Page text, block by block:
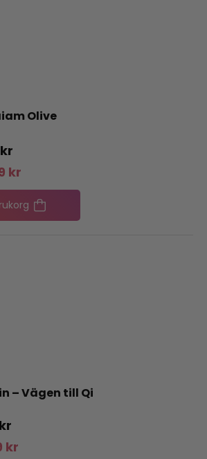
Olive
kr
kr
– Vägen till Qi
kr
kr